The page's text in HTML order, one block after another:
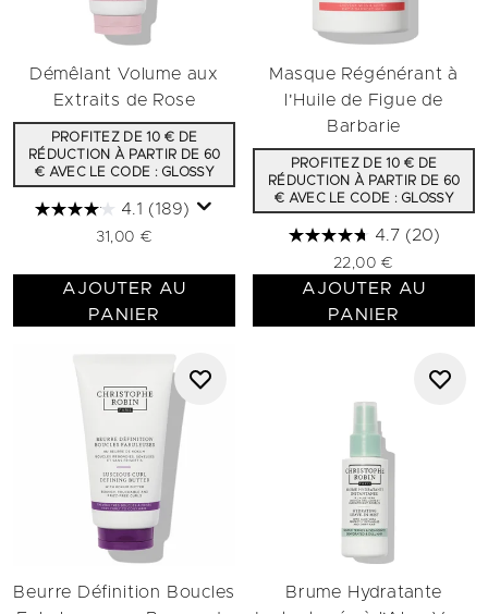
Démêlant Volume aux
Extraits de Rose
PROFITEZ DE 10 € DE
RÉDUCTION À PARTIR DE 60
€ AVEC LE CODE : GLOSSY
4.1 (189)
31,00 €
AJOUTER AU
PANIER
Masque Régénérant à
l'Huile de Figue de
Barbarie
PROFITEZ DE 10 € DE
RÉDUCTION À PARTIR DE 60
€ AVEC LE CODE : GLOSSY
4.7 (20)
22,00 €
AJOUTER AU
PANIER
Beurre Définition Boucles
Brume Hydratante